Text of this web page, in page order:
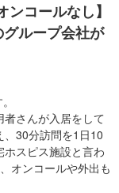
コールなし】
ループ会社が
さんが入居をして
、30分訪問を1日10
スピス施設と言わ
オンコールや外出も